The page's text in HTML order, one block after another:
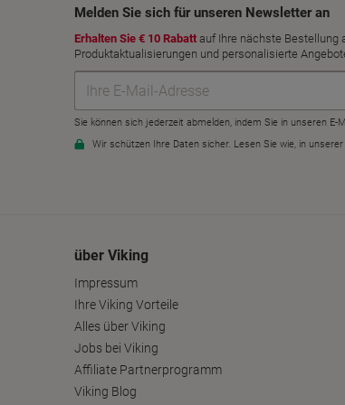
über Viking
Impressum
Ihre Viking Vorteile
Alles über Viking
Jobs bei Viking
Affiliate Partnerprogramm
Viking Blog